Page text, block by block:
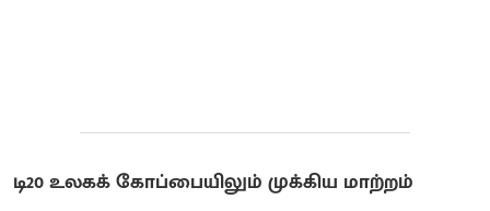
டி20 உலகக் கோப்பையிலும் முக்கிய மாற்றம்